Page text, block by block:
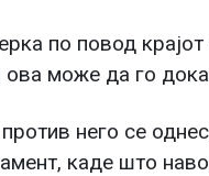
по повод крајот
ова може да го
него се
каде што